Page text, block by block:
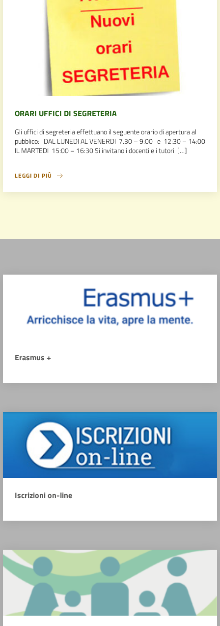
ORARI UFFICI DI SEGRETERIA
Gli uffici di segreteria effettuano il seguente orario di apertura al
pubblico: DAL LUNEDI AL VENERDI 7.30 – 9:00 e 12:30 – 14:00
IL MARTEDI 15:00 – 16:30 Si invitano i docenti e i tutori […]
LEGGI DI PIÙ
Erasmus +
Iscrizioni on-line